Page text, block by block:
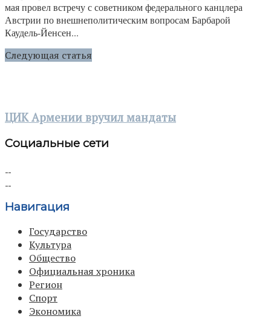
мая провел встречу с советником федерального канцлера
Австрии по внешнеполитическим вопросам Барбарой
Каудель-Йенсен...
Следующая статья
ЦИК Армении вручил мандаты
Социальные сети
Навигация
Государство
Культура
Общество
Официальная хроника
Регион
Спорт
Экономика